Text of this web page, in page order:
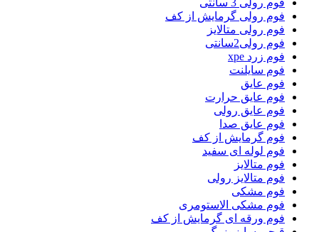
فوم رولی گرمایش از کف
فوم رولی متالایز
فوم رولی2سانتی
فوم زرد xpe
فوم سایلنت
فوم عایق
فوم عایق حرارت
فوم عایق رولی
فوم عایق صدا
فوم گرمایش از کف
فوم لوله ای سفید
فوم متالایز
فوم متالایز رولی
فوم مشکی
فوم مشکی الاستومری
فوم ورقه ای گرمایش از کف